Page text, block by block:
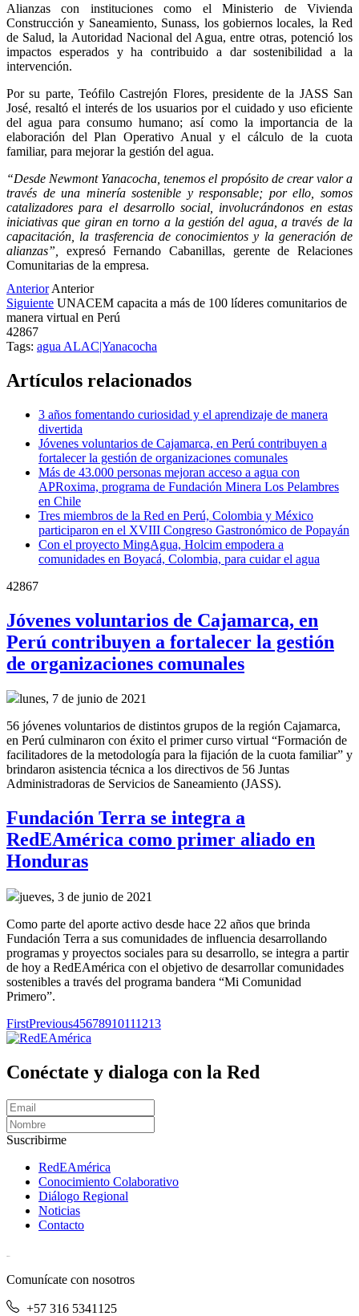
Alianzas con instituciones como el Ministerio de Vivienda
Construcción y Saneamiento, Sunass, los gobiernos locales, la Red
de Salud, la Autoridad Nacional del Agua, entre otras, potenció los
impactos esperados y ha contribuido a dar sostenibilidad a la
intervención.
Por su parte, Teófilo Castrejón Flores, presidente de la JASS San
José, resaltó el interés de los usuarios por el cuidado y uso eficiente
del agua para consumo humano; así como la importancia de la
elaboración del Plan Operativo Anual y el cálculo de la cuota
familiar, para mejorar la gestión del agua.
“Desde Newmont Yanacocha, tenemos el propósito de crear valor a
través de una minería sostenible y responsable; por ello, somos
catalizadores para el desarrollo social, involucrándonos en estas
iniciativas que giran en torno a la gestión del agua, a través de la
capacitación, la trasferencia de conocimientos y la generación de
alianzas”,
expresó Fernando Cabanillas, gerente de Relaciones
Comunitarias de la empresa.
Anterior Anterior
Siguiente UNACEM capacita a más de 100 líderes comunitarios de
manera virtual en Perú
42867
Tags: agua ALAC|Yanacocha
Artículos relacionados
3 años fomentando curiosidad y el aprendizaje de manera
divertida
Jóvenes voluntarios de Cajamarca, en Perú contribuyen a
fortalecer la gestión de organizaciones comunales
Más de 43.000 personas mejoran acceso a agua con
APRoxima, programa de Fundación Minera Los Pelambres
en Chile
Tres miembros de la Red en Perú, Colombia y México
participaron en el XVIII Congreso Gastronómico de Popayán
Con el proyecto MingAgua, Holcim empodera a
comunidades en Boyacá, Colombia, para cuidar el agua
42867
Jóvenes voluntarios de Cajamarca, en
Perú contribuyen a fortalecer la gestión
de organizaciones comunales
lunes, 7 de junio de 2021
56 jóvenes voluntarios de distintos grupos de la región Cajamarca,
en Perú culminaron con éxito el primer curso virtual “Formación de
facilitadores de la metodología para la fijación de la cuota familiar” y
brindaron asistencia técnica a los directivos de 56 Juntas
Administradoras de Servicios de Saneamiento (JASS).
Fundación Terra se integra a
RedEAmérica como primer aliado en
Honduras
jueves, 3 de junio de 2021
Como parte del aporte activo desde hace 22 años que brinda
Fundación Terra a sus comunidades de influencia desarrollando
programas y proyectos sociales para su desarrollo, se integra a partir
de hoy a RedEAmérica con el objetivo de desarrollar comunidades
sostenibles a través del programa bandera “Mi Comunidad
Primero”.
FirstPrevious45678910111213
Conéctate y dialoga con la Red
Suscribirme
RedEAmérica
Conocimiento Colaborativo
Diálogo Regional
Noticias
Contacto
Comunícate con nosotros
+57 316 5341125